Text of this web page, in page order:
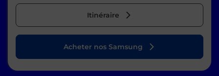
Itinéraire
Acheter nos Samsung